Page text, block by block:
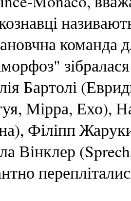
команда
зібралася
Бартолі
Мірра, Ехо),
Філіпп
Вінклер